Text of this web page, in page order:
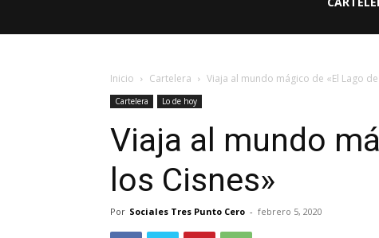
Inicio Cartelera Viaja al mundo mágico de «El Lago
Cartelera Lo de hoy
Viaja al mundo
los Cisnes»
Por Sociales Tres Punto Cero - febrero 5, 2020